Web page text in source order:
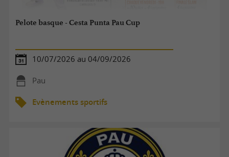
Pelote basque - Cesta Punta Pau Cup
10/07/2026 au 04/09/2026
Pau
Evènements sportifs